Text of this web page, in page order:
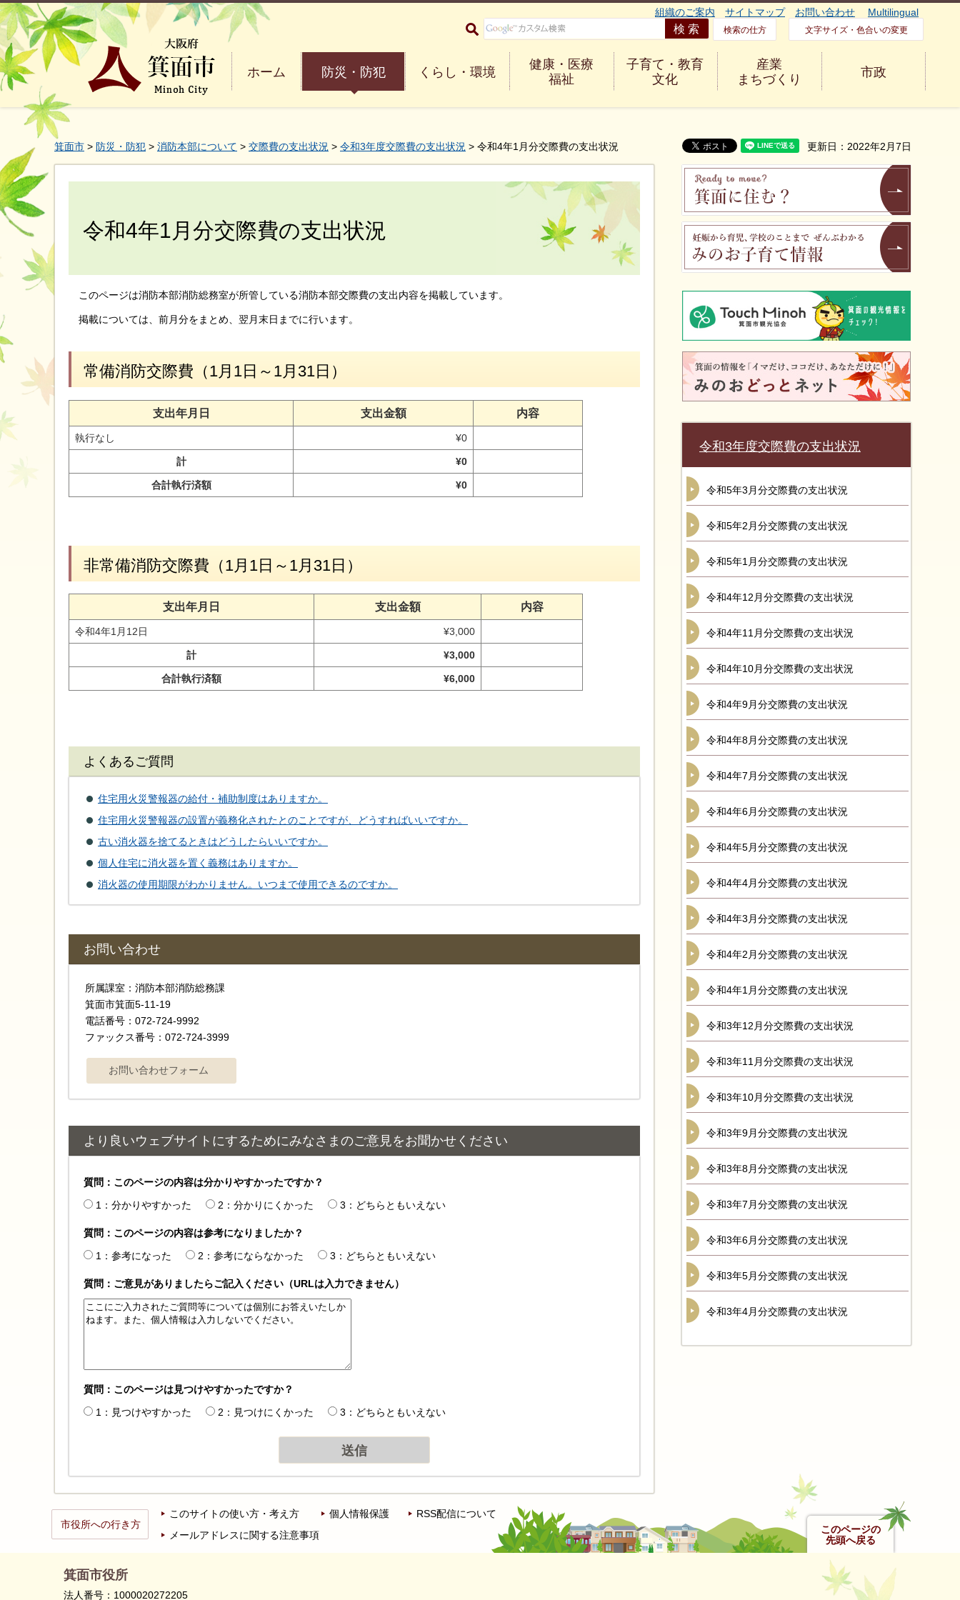
大阪府箕面市 Minoh City
組織のご案内 サイトマップ お問い合わせ Multilingual
検索の仕方 文字サイズ・色合いの変更
ホーム 防災・防犯 くらし・環境
健康・医療
福祉
子育て・教育
文化
産業
まちづくり
市政
箕面市 > 防災・防犯 > 消防本部について > 交際費の支出状況 > 令和3年度交際費の支出状況 > 令和4年1月分交際費の支出状況 更新日：2022年2月7日
令和4年1月分交際費の支出状況
このページは消防本部消防総務室が所管している消防本部交際費の支出内容を掲載しています。
掲載については、前月分をまとめ、翌月末日までに行います。
常備消防交際費（1月1日～1月31日）
支出年月日 支出金額 内容
執行なし ¥0
計 ¥0
合計執行済額 ¥0
非常備消防交際費（1月1日～1月31日）
支出年月日 支出金額 内容
令和4年1月12日 ¥3,000
計 ¥3,000
合計執行済額 ¥6,000
よくあるご質問
住宅用火災警報器の給付・補助制度はありますか。
住宅用火災警報器の設置が義務化されたとのことですが、どうすればいいですか。
古い消火器を捨てるときはどうしたらいいですか。
個人住宅に消火器を置く義務はありますか。
消火器の使用期限がわかりません。いつまで使用できるのですか。
お問い合わせ
所属課室：消防本部消防総務課
箕面市箕面5-11-19
電話番号：072-724-9992
ファックス番号：072-724-3999
より良いウェブサイトにするためにみなさまのご意見をお聞かせください
質問：このページの内容は分かりやすかったですか？
1：分かりやすかった
2：分かりにくかった 3：どちらともいえない
質問：このページの内容は参考になりましたか？
1：参考になった
2：参考にならなかった 3：どちらともいえない
質問：ご意見がありましたらご記入ください（URLは入力できません）
質問：このページは見つけやすかったですか？
1：見つけやすかった
2：見つけにくかった 3：どちらともいえない
令和3年度交際費の支出状況
令和5年3月分交際費の支出状況
令和5年2月分交際費の支出状況
令和5年1月分交際費の支出状況
令和4年12月分交際費の支出状況
令和4年11月分交際費の支出状況
令和4年10月分交際費の支出状況
令和4年9月分交際費の支出状況
令和4年8月分交際費の支出状況
令和4年7月分交際費の支出状況
令和4年6月分交際費の支出状況
令和4年5月分交際費の支出状況
令和4年4月分交際費の支出状況
令和4年3月分交際費の支出状況
令和4年2月分交際費の支出状況
令和4年1月分交際費の支出状況
令和3年12月分交際費の支出状況
令和3年11月分交際費の支出状況
令和3年10月分交際費の支出状況
令和3年9月分交際費の支出状況
令和3年8月分交際費の支出状況
令和3年7月分交際費の支出状況
令和3年6月分交際費の支出状況
令和3年5月分交際費の支出状況
令和3年4月分交際費の支出状況
このページの
先頭へ戻る
市役所への行き方
このサイトの使い方・考え方 個人情報保護
RSS配信について
メールアドレスに関する注意事項
箕面市役所
法人番号：1000020272205